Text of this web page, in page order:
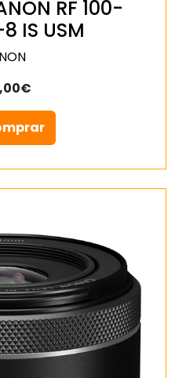
RF 100-
IS USM